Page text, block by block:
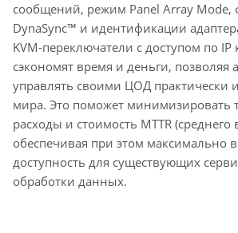
сообщений, режим Panel Array Mode,
DynaSync™ и идентификации
KVM-переключатели с доступом по IP
сэкономят время и деньги, позволяя
управлять своими ЦОД практически
мира. Это поможет минимизировать
расходы и стоимость MTTR
обеспечивая при этом максимально
доступность для существующих
обработки данных.